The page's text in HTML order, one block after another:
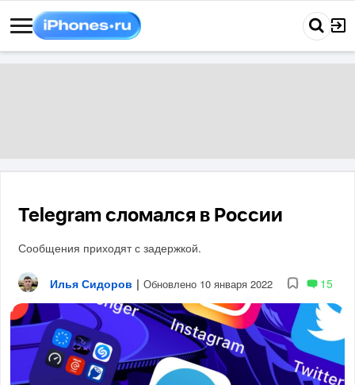
Telegram сломался в России
Сообщения приходят с задержкой.
Илья Сидоров | Обновлено 10 января 2022 15